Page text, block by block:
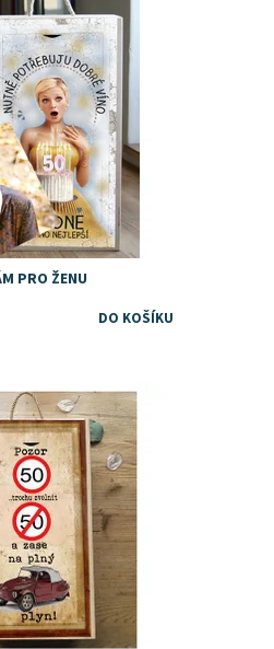
PRO ŽENU
pro muže s legendárním